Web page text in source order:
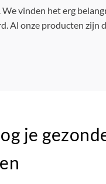
vinden het erg
Al onze producten zijn
je